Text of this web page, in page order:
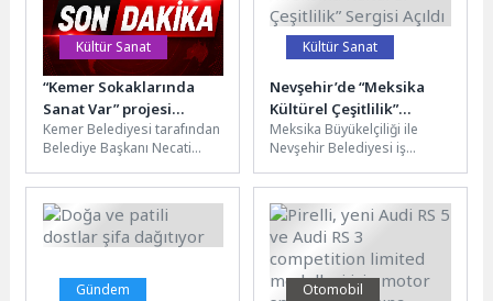
Kültür Sanat
“Kemer Sokaklarında
Sanat Var” projesi
başlıyor
Kemer Belediyesi tarafından
Belediye Başkanı Necati
hayata geçirilecek olan
“Kemer Sokaklarında Sanat
Var”...
Kültür Sanat
Nevşehir’de “Meksika
Kültürel Çeşitlilik”
Sergisi Açıldı
Meksika Büyükelçiliği ile
Nevşehir Belediyesi iş
“Meksika Kültürel Çeşitlilik”
sergisi Nevşehir’de
sanatseverlerin ziyaretine...
Gündem Otomobil